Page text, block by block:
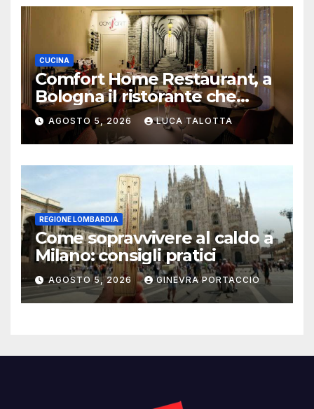
CUCINA
Comfort Home Restaurant, a
Bologna il ristorante che
trasforma l’ospitalità in
un’esperienza di casa
AGOSTO 5, 2026 LUCA TALOTTA
REGIONE LOMBARDIA
Come sopravvivere al caldo a
Milano: consigli pratici
AGOSTO 5, 2026 GINEVRA PORTACCIO